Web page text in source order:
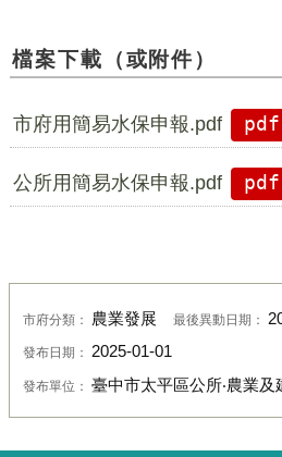
檔案下載（或附件）
市府用簡易水保申報.pdf pdf
公所用簡易水保申報.pdf pdf
市府分類： 農業發展 最後異動日期：
發布日期： 2025-01-01
發布單位： 臺中市太平區公所‧農業及